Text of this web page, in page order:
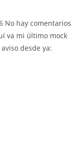
No hay comentarios
va mi último mock
desde ya: